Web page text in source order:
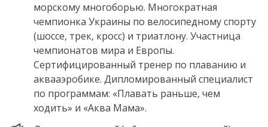
морскому многоборью. Многократная
чемпионка Украины по велосипедному спорту
(шоссе, трек, кросс) и триатлону. Участница
чемпионатов мира и Европы.
Сертифицированный тренер по плаванию и
аквааэробике. Дипломированный специалист
по программам: «Плавать раньше, чем
ходить» и «Аква Мама».